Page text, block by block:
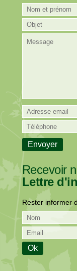
Recevoir
Lettre
Rester informer